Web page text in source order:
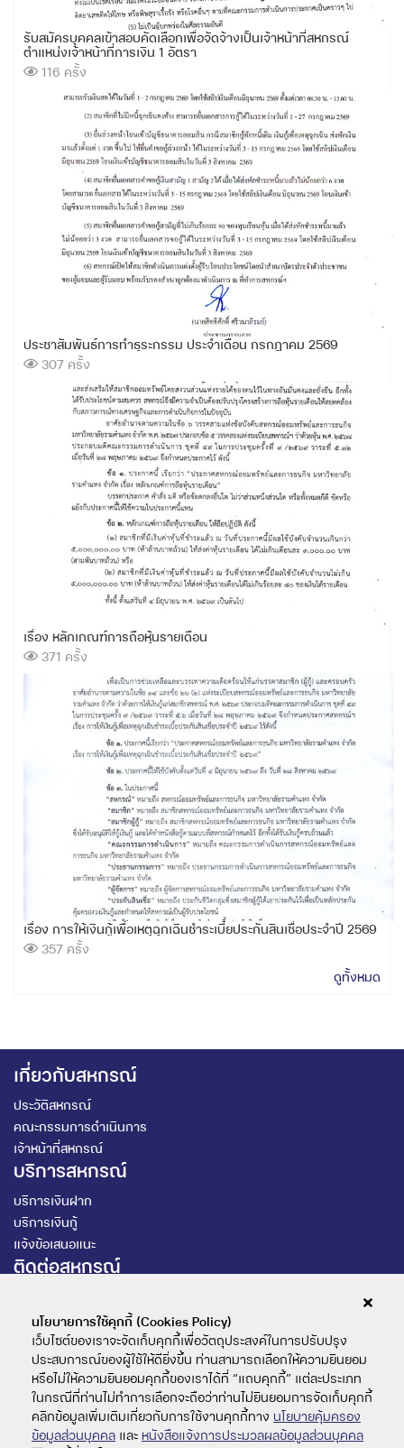
รับสมัครบุคคลเข้าสอบคัดเลือกเพื่อจัดจ้างเป็นเจ้าหน้าที่สหกรณ์
ตำแหน่งเจ้าหน้าที่การเงิน 1 อัตรา
116 ครั้ง
ประชาสัมพันธ์การทำธุระกรรม ประจำเดือน กรกฎาคม 2569
307 ครั้ง
เรื่อง หลักเกณฑ์การถือหุ้นรายเดือน
371 ครั้ง
เรื่อง การให้เงินกู้เพื่อเหตุฉุกเฉินชำระเบี้ยประกันสินเชื่อประจำปี 2569
357 ครั้ง
ดูทั้งหมด
เกี่ยวกับสหกรณ์
ประวัติสหกรณ์
คณะกรรมการดำเนินการ
เจ้าหน้าที่สหกรณ์
บริการสหกรณ์
บริการเงินฝาก
บริการเงินกู้
แจ้งข้อเสนอแนะ
ติดต่อสหกรณ์
@159uklpq
02-3108000 ต่อ 4265
ดาวน์โหลดแอปพลิเคชัน
นโยบายการใช้คุกกี้ (Cookies Policy)
เว็บไซต์ของเราจะจัดเก็บคุกกี้เพื่อวัตถุประสงค์ในการปรับปรุง
ประสบการณ์ของผู้ใช้ให้ดียิ่งขึ้น ท่านสามารถเลือกให้ความยินยอม
หรือไม่ให้ความยินยอมคุกกี้ของเราได้ที่ “แถบคุกกี้” แต่ละประเภท
ในกรณีที่ท่านไม่ทำการเลือกจะถือว่าท่านไม่ยินยอมการจัดเก็บคุกกี้
คลิกข้อมูลเพิ่มเติมเกี่ยวกับการใช้งานคุกกี้ทาง นโยบายคุ้มครอง
ข้อมูลส่วนบุคคล และ หนังสือแจ้งการประมวลผลข้อมูลส่วนบุคคล